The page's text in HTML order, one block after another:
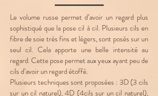
Le volume russe permet d’avoir un regard plus
sophistiqué que la pose cil à cil. Plusieurs cils en
fibre de soie très fins et légers, sont posés sur un
seul cil. Cela apporte une belle intensité au
regard. Cette pose permet aux yeux ayant peu de
cils d’avoir un regard étoffé.
Plusieurs techniques sont proposées : 3D (3 cils
sur un cil naturel), 4D (4cils sur un cil naturel),